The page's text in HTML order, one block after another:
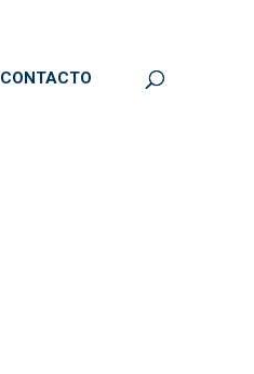
CONTACTO